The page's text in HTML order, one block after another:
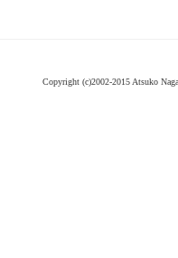
Copyright (c)2002-2015 Atsuko